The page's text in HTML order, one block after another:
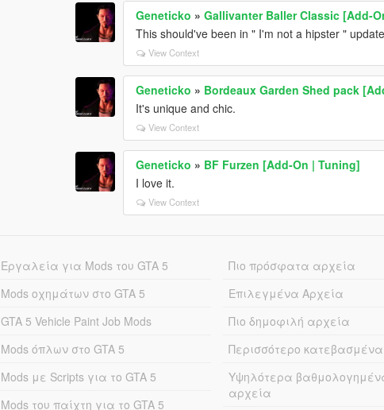
Geneticko »Gallivanter Baller Classic [Add-
This should've been in " I'm not a hipster "
View Context
Geneticko » Bordeaux Garden Shed pack
It's unique and chic.
View Context
Geneticko » BF Furzen [Add-On | Tuning]
I love it.
View Context
Εργαλεία για Mods του GTA 5
Mods οχημάτων στο GTA 5
GTA 5 Vehicle Paint Job Mods
Mods όπλων στο GTA 5
Mods με Scripts για το GTA 5
Mods του παίχτη για το GTA 5
Πιο πρόσφατα αρχεία
Επιλεγμένα Αρχεία
Πιο δημοφιλή αρχεία
Περισσότερο
Υψηλότερα
αρχεία